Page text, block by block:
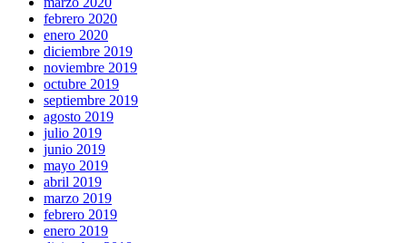
febrero 2020
enero 2020
diciembre 2019
noviembre 2019
octubre 2019
septiembre 2019
agosto 2019
julio 2019
junio 2019
mayo 2019
abril 2019
marzo 2019
febrero 2019
enero 2019